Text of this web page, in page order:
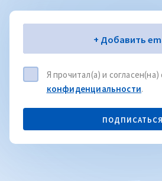
Электронная почта
+ Добавить
Я прочитал(а) и согласен(на)
конфиденциальности.
ПОДПИСАТЬСЯ